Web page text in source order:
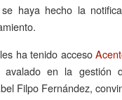
haya hecho la
ha tenido acceso
avalado en la
Filpo Fernández,